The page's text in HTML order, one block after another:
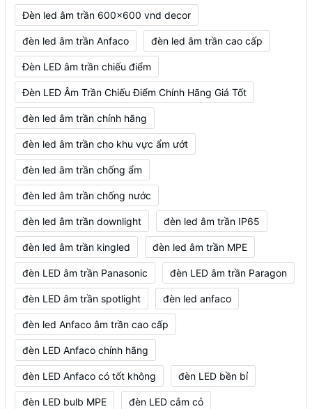
Đèn led âm trần 600x600 vnd decor
đèn led âm trần Anfaco đèn led âm trần cao cấp
Đèn LED âm trần chiếu điểm
Đèn LED Âm Trần Chiếu Điểm Chính Hãng Giá Tốt
đèn led âm trần chính hãng
đèn led âm trần cho khu vực ẩm ướt
đèn led âm trần chống ẩm
đèn led âm trần chống nước
đèn led âm trần downlight đèn led âm trần IP65
đèn led âm trần kingled đèn led âm trần MPE
đèn LED âm trần Panasonic đèn LED âm trần Paragon
đèn LED âm trần spotlight đèn led anfaco
đèn led Anfaco âm trần cao cấp
đèn LED Anfaco chính hãng
đèn LED Anfaco có tốt không đèn LED bền bỉ
đèn LED bulb MPE đèn LED cắm cỏ